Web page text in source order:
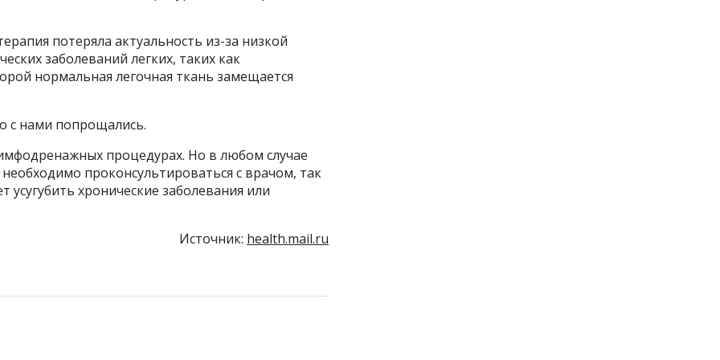
потеряла актуальность из-за низкой
заболеваний легких, таких как
нормальная легочная ткань замещается
с нами попрощались.
процедурах. Но в любом случае
проконсультироваться с врачом, так
хронические заболевания или
Источник: health.mail.ru